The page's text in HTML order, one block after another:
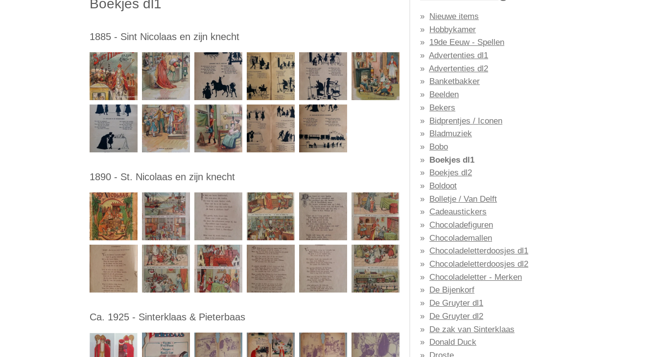
Boekjes dl1
1885 - Sint Nicolaas en zijn knecht
1890 - St. Nicolaas en zijn knecht
Ca. 1925 - Sinterklaas & Pieterbaas
Nieuwe items
Hobbykamer
19de Eeuw - Spellen
Advertenties dl1
Advertenties dl2
Banketbakker
Beelden
Bekers
Bidprentjes / Iconen
Bladmuziek
Bobo
Boekjes dl1
Boekjes dl2
Boldoot
Bolletje / Van Delft
Cadeaustickers
Chocoladefiguren
Chocolademallen
Chocoladeletterdoosjes dl1
Chocoladeletterdoosjes dl2
Chocoladeletter - Merken
De Bijenkorf
De Gruyter dl1
De Gruyter dl2
De zak van Sinterklaas
Donald Duck